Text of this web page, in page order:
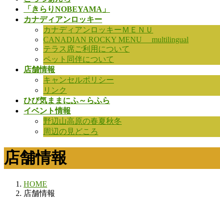
「きらりNOBEYAMA」
カナディアンロッキー
カナディアンロッキーＭＥＮＵ
CANADIAN ROCKY MENU multilingual
テラス席ご利用について
ペット同伴について
店舗情報
キャンセルポリシー
リンク
ひび気ままにふ～らふら
イベント情報
野辺山高原の春夏秋冬
周辺の見どころ
店舗情報
HOME
店舗情報